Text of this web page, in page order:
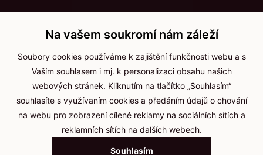
+420 736 535 066
Po - pá: 8:00 - 16:00
info@jma-kam.cz
Důležité informace
Ochrana osobních údajů
Cookies
Na vašem soukromí nám záleží
Soubory cookies používáme k zajištění funkčnosti webu a s
Vaším souhlasem i mj. k personalizaci obsahu našich
webových stránek. Kliknutím na tlačítko „Souhlasím“
souhlasíte s využívaním cookies a předáním údajů o chování
na webu pro zobrazení cílené reklamy na sociálních sítích a
reklamních sítích na dalších webech.
Souhlasím